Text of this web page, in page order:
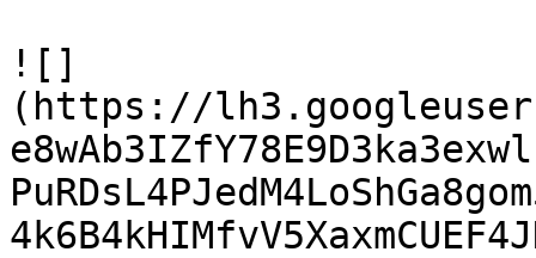
![]
(https://